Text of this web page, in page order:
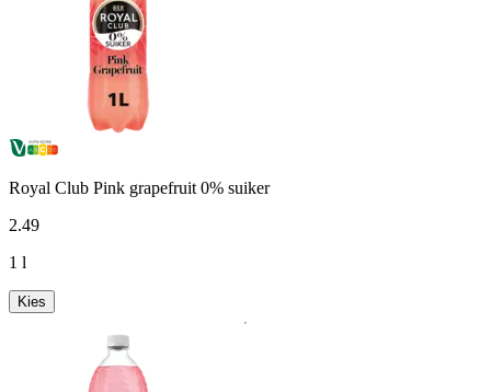
Royal Club Pink grapefruit 0% suiker
2.49
1 l
Kies